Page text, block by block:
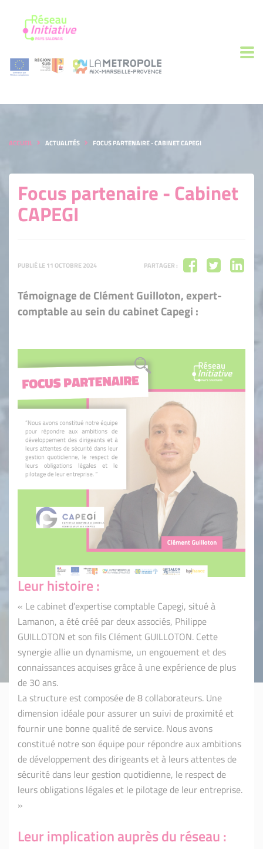
ACCUEIL ACTUALITÉS FOCUS PARTENAIRE - CABINET CAPEGI
Focus partenaire - Cabinet
CAPEGI
PUBLIÉ LE 11 OCTOBRE 2024 PARTAGER :
Témoignage de Clément Guilloton, expert-
comptable au sein du cabinet Capegi :
Leur histoire :
« Le cabinet d’expertise comptable Capegi, situé à
Lamanon, a été créé par deux associés, Philippe
GUILLOTON et son fils Clément GUILLOTON. Cette
synergie allie un dynamisme, un engouement et des
connaissances acquises grâce à une expérience de plus
de 30 ans.
La structure est composée de 8 collaborateurs. Une
dimension idéale pour assurer un suivi de proximité et
fournir une bonne qualité de service. Nous avons
constitué notre son équipe pour répondre aux ambitions
de développement des dirigeants et à leurs attentes de
sécurité dans leur gestion quotidienne, le respect de
leurs obligations légales et le pilotage de leur entreprise.
»
Leur implication auprès du réseau :